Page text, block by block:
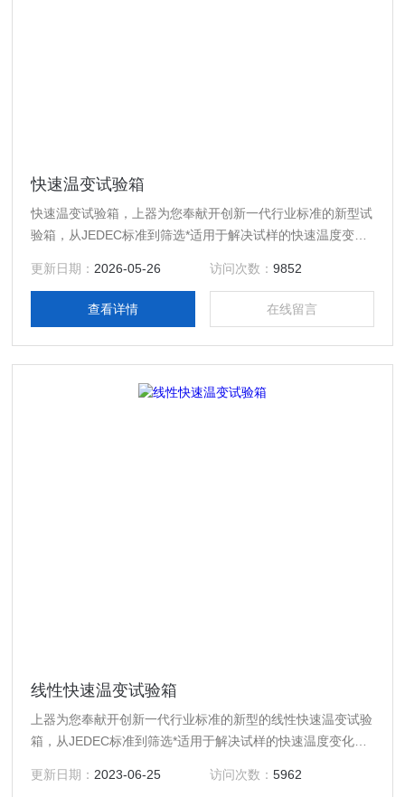
快速温变试验箱
快速温变试验箱，上器为您奉献开创新一代行业标准的新型试
验箱，从JEDEC标准到筛选*适用于解决试样的快速温度变化
变化率，我们用了以试验温度控制、快速温度变化以及斜度控
制等一系列新技术
更新日期： 2026-05-26 访问次数： 9852
查看详情 在线留言
线性快速温变试验箱
上器为您奉献开创新一代行业标准的新型的线性快速温变试验
箱，从JEDEC标准到筛选*适用于解决试样的快速温度变化问
化率，我们用了以试验温度控制、快速温度变化以及斜度控制
更新日期： 2023-06-25 访问次数： 5962